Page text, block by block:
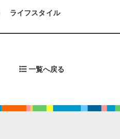
ライフスタイル
一覧へ戻る